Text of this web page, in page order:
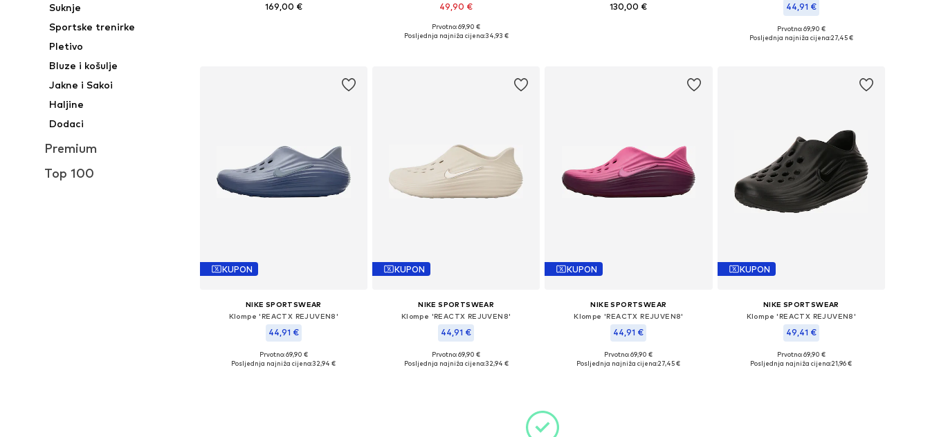
Suknje
Sportske trenirke
Pletivo
Bluze i košulje
Jakne i Sakoi
Haljine
Dodaci
Premium
Top 100
169,00 € 49,90 €
+ 2
Dostupne veličine: 38, 39
Prvotno: 69,90 €
Posljednja najniža cijena:34,93 €
130,00 € 44,91 €
+ 2
Dostupne veličine: 36,5, 38, 39, 40,5
Prvotno: 69,90 €
Posljednja najniža cijena:27,45 €
KUPON
NIKE SPORTSWEAR
Klompe 'REACTX REJUVEN8'
44,91 €
+ 2
Dostupne veličine: 38, 39
Prvotno: 69,90 €
Posljednja najniža cijena:32,94 €
KUPON
NIKE SPORTSWEAR
Klompe 'REACTX REJUVEN8'
44,91 €
+ 2
Dostupne veličine: 39
Prvotno: 69,90 €
Posljednja najniža cijena:32,94 €
KUPON
NIKE SPORTSWEAR
Klompe 'REACTX REJUVEN8'
44,91 €
+ 2
Dostupne veličine: 36,5, 38, 39, 40,5
Prvotno: 69,90 €
Posljednja najniža cijena:27,45 €
KUPON
NIKE SPORTSWEAR
Klompe 'REACTX REJUVEN8'
49,41 €
+ 2
Dostupne veličine: 36,5, 38, 39, 40,5
Prvotno: 69,90 €
Posljednja najniža cijena:21,96 €